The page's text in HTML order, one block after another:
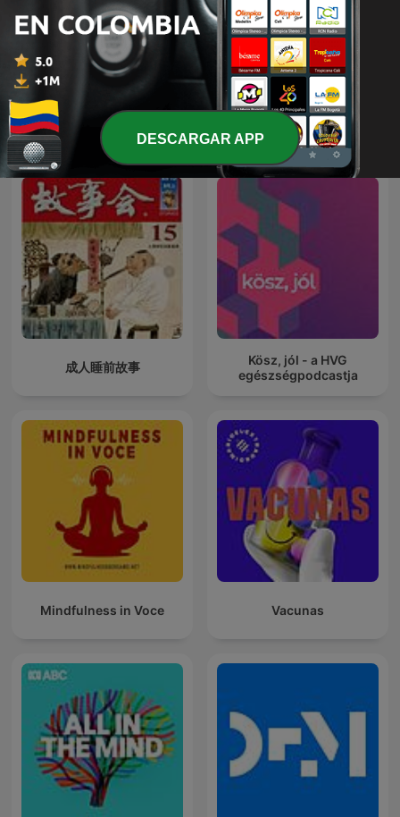
Sonido de Lluvia, Lluvia
Relajante, Lluvia Suave,
Lluvia Nocturna,
Descanso Con Lluvia
SONIDOS DE LA
NATURALEZA PARA LA
RELAJACIÓN
Más podcasts internacionales de Salud y
forma física
成人睡前故事
Kösz, jól - a HVG
egészségpodcastja
Mindfulness in Voce Vacunas
DESCARGAR APP